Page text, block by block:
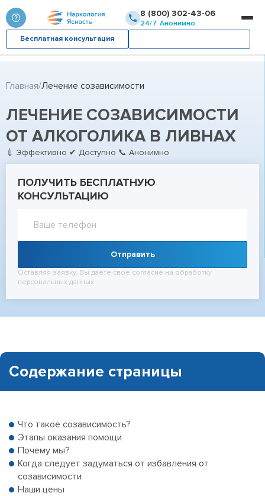
8 (800) 302-43-06
24/7. Анонимно.
Бесплатная консультация
Главная Лечение созависимости
ЛЕЧЕНИЕ СОЗАВИСИМОСТИ
ОТ АЛКОГОЛИКА В ЛИВНАХ
💉 Эффективно ✔ Доступно 📞 Анонимно
ПОЛУЧИТЬ БЕСПЛАТНУЮ
КОНСУЛЬТАЦИЮ
Отправить
Оставляя заявку, Вы даёте своё согласие на обработку
персональных данных
Содержание страницы
Что такое созависимость?
Этапы оказания помощи
Почему мы?
Когда следует задуматься от избавления от
созависимости
Наши цены